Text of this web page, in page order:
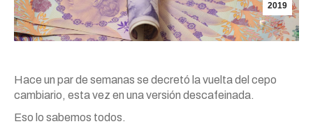
2019
Hace un par de semanas se decretó la vuelta del cepo
cambiario, esta vez en una versión descafeinada.
Eso lo sabemos todos.